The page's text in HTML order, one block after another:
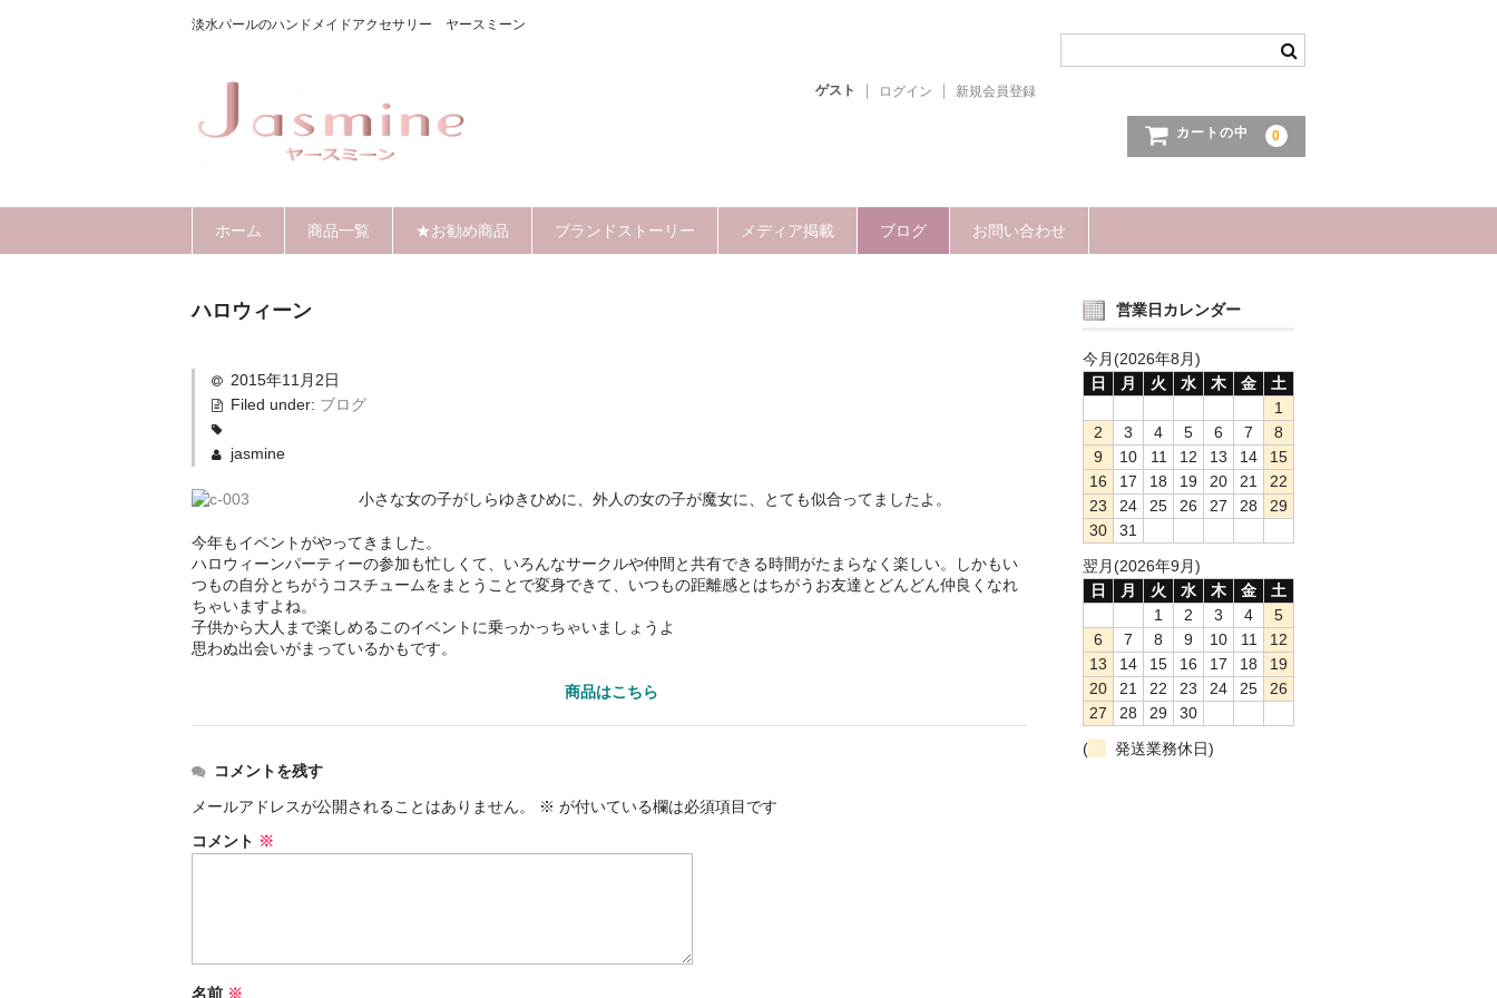
淡水パールのハンドメイドアクセサリー ヤースミーン
ゲスト ログイン 新規会員登録
カートの中 0
ホーム 商品一覧 ★お勧め商品 ブランドストーリー メディア掲載 ブログ お問い合わせ
ハロウィーン
2015年11月2日
Filed under: ブログ
jasmine
小さな女の子がしらゆきひめに、外人の女の子が魔女に、とても似合ってましたよ。
今年もイベントがやってきました。
ハロウィーンパーティーの参加も忙しくて、いろんなサークルや仲間と共有できる時間がたまらなく楽しい。しかもい
つもの自分とちがうコスチュームをまとうことで変身できて、いつもの距離感とはちがうお友達とどんどん仲良くなれ
ちゃいますよね。
子供から大人まで楽しめるこのイベントに乗っかっちゃいましょうよ
思わぬ出会いがまっているかもです。
商品はこちら
コメントを残す
メールアドレスが公開されることはありません。
※ が付いている欄は必須項目です
コメント ※
名前 ※
営業日カレンダー
今月(2026年8月)
日
月 火 水 木 金
土
1
2
3 4 5 6 7
8
9
10 11 12 13 14
15
16
17 18 19 20 21
22
23
24 25 26 27 28
29
30
31
翌月(2026年9月)
日
月 火 水 木 金
土
1
2 3 4
5
6
7 8 9 10 11
12
13
14 15 16 17 18
19
20
21 22 23 24 25
26
27
28 29
30
(
発送業務休日)